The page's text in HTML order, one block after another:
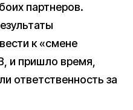
партнеров.
к «смене
и пришло время,
ответственность за